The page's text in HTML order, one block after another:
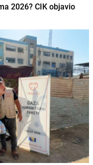
2026? CIK objavio